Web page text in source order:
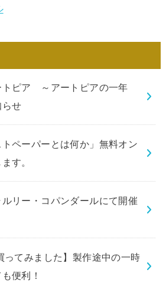
トピア ～アートピアの一年
らせ
ペーパーとは何か」無料オン
す。
ルリー・コパンダールにて開催
ってみました】製作途中の一時
便利！